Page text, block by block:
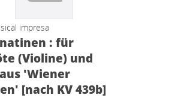
impresa
: für
(Violine) und
'Wiener
[nach KV 439b]